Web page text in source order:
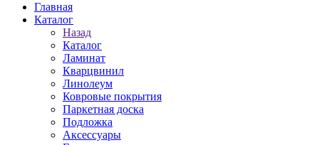
Главная
Каталог
Назад
Каталог
Ламинат
Кварцвинил
Линолеум
Ковровые покрытия
Паркетная доска
Подложка
Аксессуары